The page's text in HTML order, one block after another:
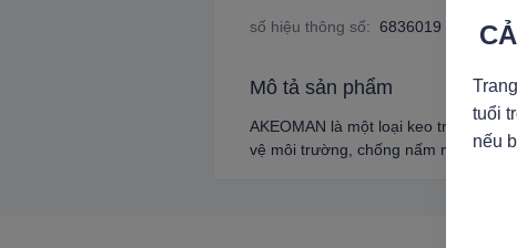
số hiệu thông số: 6836019
Mô tả sản phẩm
AKEOMAN là một loại keo trung tính
vệ môi trường, chống nấm mốc và
tuổi
nếu